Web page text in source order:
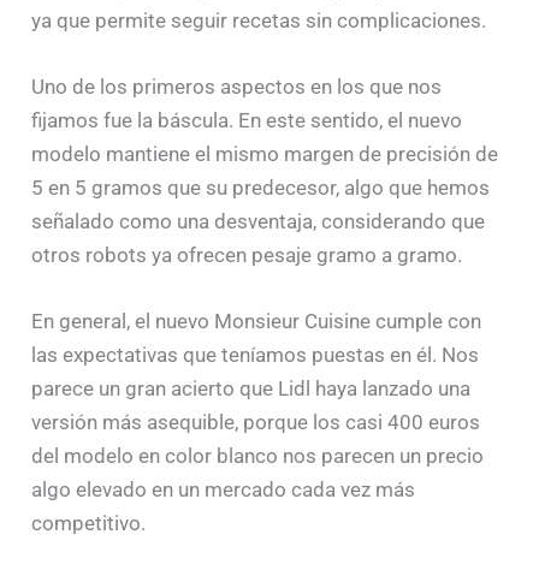
ya que permite seguir recetas sin complicaciones.
Uno de los primeros aspectos en los que nos
fijamos fue la báscula. En este sentido, el nuevo
modelo mantiene el mismo margen de precisión de
5 en 5 gramos que su predecesor, algo que hemos
señalado como una desventaja, considerando que
otros robots ya ofrecen pesaje gramo a gramo.
En general, el nuevo Monsieur Cuisine cumple con
las expectativas que teníamos puestas en él. Nos
parece un gran acierto que Lidl haya lanzado una
versión más asequible, porque los casi 400 euros
del modelo en color blanco nos parecen un precio
algo elevado en un mercado cada vez más
competitivo.